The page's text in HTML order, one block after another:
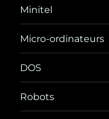
Minitel
Micro-ordinateurs
DOS
Robots